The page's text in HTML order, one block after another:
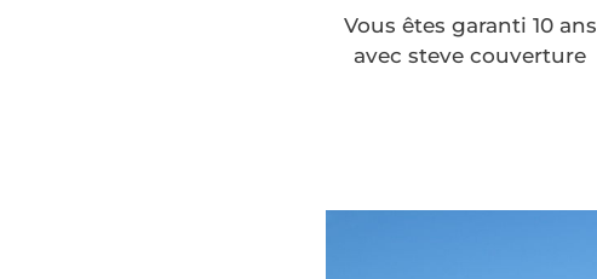
Vous êtes garanti 10 ans
avec steve couverture